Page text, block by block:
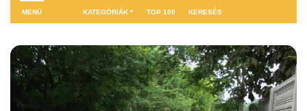
MENÜ KATEGÓRIÁK TOP 100 KERESÉS